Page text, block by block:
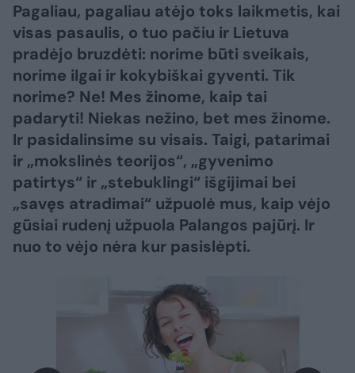
Pagaliau, pagaliau atėjo toks laikmetis, kai
visas pasaulis, o tuo pačiu ir Lietuva
pradėjo bruzdėti: norime būti sveikais,
norime ilgai ir kokybiškai gyventi. Tik
norime? Ne! Mes žinome, kaip tai
padaryti! Niekas nežino, bet mes žinome.
Ir pasidalinsime su visais. Taigi, patarimai
ir „mokslinės teorijos“, „gyvenimo
patirtys“ ir „stebuklingi“ išgijimai bei
„savęs atradimai“ užpuolė mus, kaip vėjo
gūsiai rudenį užpuola Palangos pajūrį. Ir
nuo to vėjo nėra kur pasislėpti.